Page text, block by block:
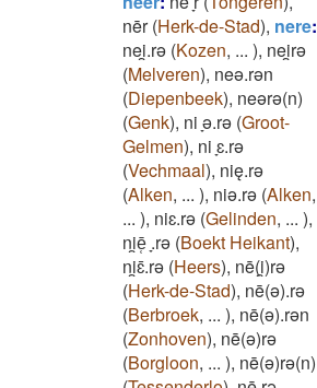
nēr(Herk-de-Stad), nere:
nei̯.rǝ (Kozen, ... ), nei̯rǝ
(Melveren), neǝ.rǝn
(Diepenbeek), neǝrǝ(n)
(Genk), ni ̞ǝ.rǝ (Groot-
Gelmen), ni ̞ɛ.rǝ
(Vechmaal), nię.rǝ
(Alken, ... ), niǝ.rǝ (Alken,
... ), niɛ.rǝ (Gelinden, ... ),
ni̯ē̜ ̞.rǝ (Boekt Heikant),
ni̯ɛ̄.rǝ (Heers), nē(i̯)rǝ
(Herk-de-Stad), nē(ǝ).rǝ
(Berbroek, ... ), nē(ǝ).rǝn
(Zonhoven), nē(ǝ)rǝ
(Borgloon, ... ), nē(ǝ)rǝ(n)